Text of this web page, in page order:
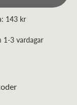
143 kr
1-3 vardagar